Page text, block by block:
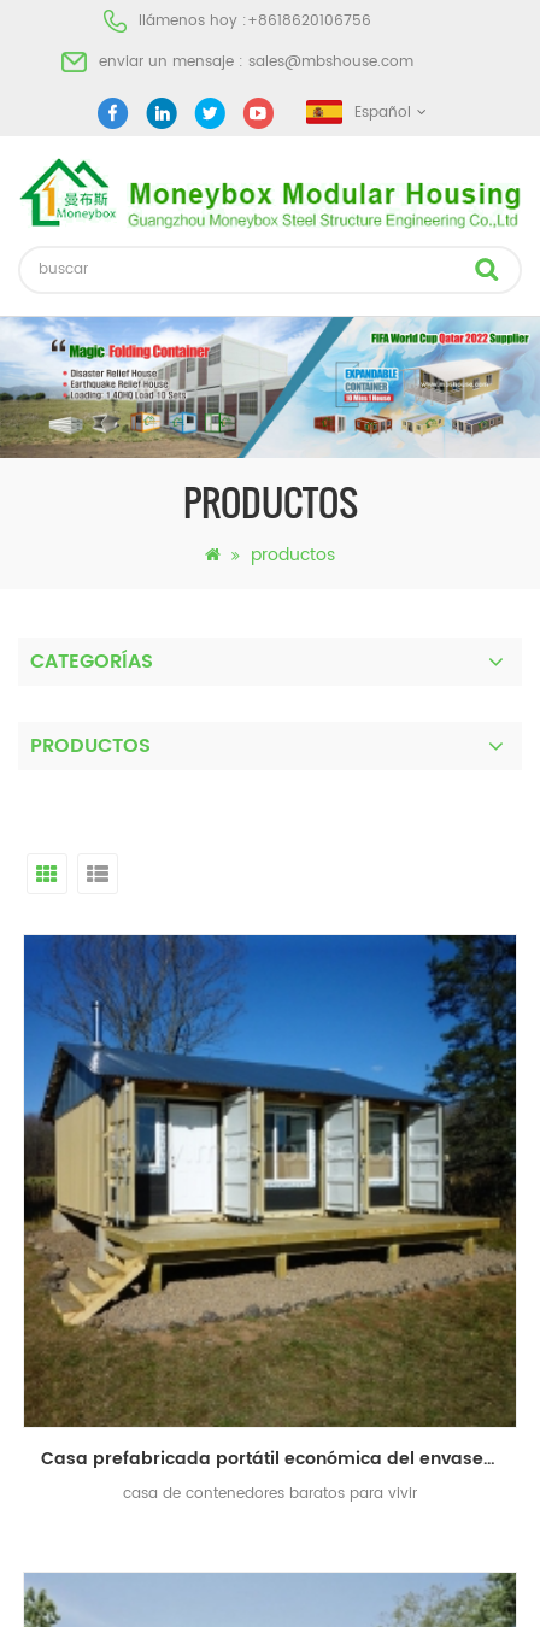
llámenos hoy :+8618620106756
enviar un mensaje : sales@mbshouse.com
Español
PRODUCTOS
productos
CATEGORÍAS
PRODUCTOS
Casa prefabricada portátil económica del envase del envío de los 20ft en venta
casa de contenedores baratos para vivir